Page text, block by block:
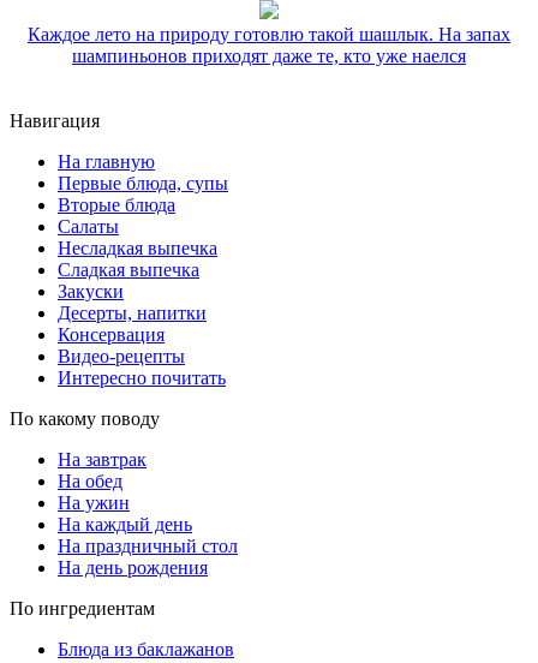
Каждое лето на природу готовлю такой шашлык. На запах
шампиньонов приходят даже те, кто уже наелся
Навигация
На главную
Первые блюда, супы
Вторые блюда
Салаты
Несладкая выпечка
Сладкая выпечка
Закуски
Десерты, напитки
Консервация
Видео-рецепты
Интересно почитать
По какому поводу
На завтрак
На обед
На ужин
На каждый день
На праздничный стол
На день рождения
По ингредиентам
Блюда из баклажанов